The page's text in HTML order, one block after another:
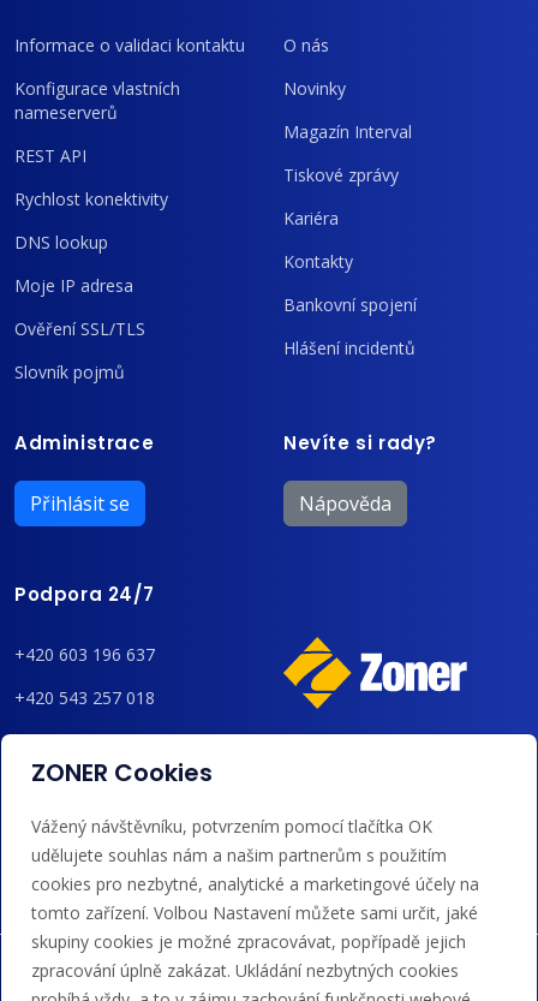
Informace o validaci kontaktu
Konfigurace vlastních
nameserverů
REST API
Rychlost konektivity
DNS lookup
Moje IP adresa
Ověření SSL/TLS
Slovník pojmů
O nás
Novinky
Magazín Interval
Tiskové zprávy
Kariéra
Kontakty
Bankovní spojení
Hlášení incidentů
Administrace
Přihlásit se
Nevíte si rady?
Nápověda
Podpora 24/7
+420 603 196 637
+420 543 257 018
admin@regzone.cz
bankovním převodem a kreditem.
ZONER Cookies
Vážený návštěvníku, potvrzením pomocí tlačítka OK
udělujete souhlas nám a našim partnerům s použitím
cookies pro nezbytné, analytické a marketingové účely na
tomto zařízení. Volbou Nastavení můžete sami určit, jaké
skupiny cookies je možné zpracovávat, popřípadě jejich
zpracování úplně zakázat. Ukládání nezbytných cookies